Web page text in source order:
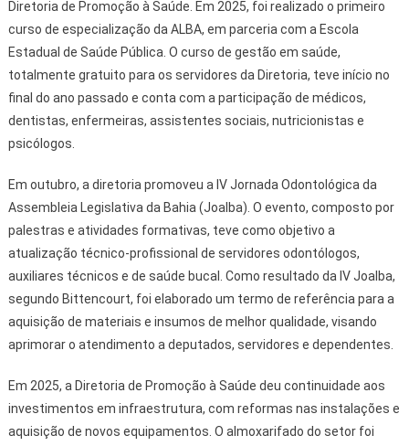
Diretoria de Promoção à Saúde. Em 2025, foi realizado o primeiro
curso de especialização da ALBA, em parceria com a Escola
Estadual de Saúde Pública. O curso de gestão em saúde,
totalmente gratuito para os servidores da Diretoria, teve início no
final do ano passado e conta com a participação de médicos,
dentistas, enfermeiras, assistentes sociais, nutricionistas e
psicólogos.
Em outubro, a diretoria promoveu a IV Jornada Odontológica da
Assembleia Legislativa da Bahia (Joalba). O evento, composto por
palestras e atividades formativas, teve como objetivo a
atualização técnico-profissional de servidores odontólogos,
auxiliares técnicos e de saúde bucal. Como resultado da IV Joalba,
segundo Bittencourt, foi elaborado um termo de referência para a
aquisição de materiais e insumos de melhor qualidade, visando
aprimorar o atendimento a deputados, servidores e dependentes.
Em 2025, a Diretoria de Promoção à Saúde deu continuidade aos
investimentos em infraestrutura, com reformas nas instalações e
aquisição de novos equipamentos. O almoxarifado do setor foi